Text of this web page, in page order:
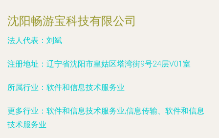
沈阳畅游宝科技有限公司
法人代表： 刘斌
注册地址： 辽宁省沈阳市皇姑区塔湾街9号24层V01室
所属行业： 软件和信息技术服务业
更多行业： 软件和信息技术服务业,信息传输、软件和信息
技术服务业